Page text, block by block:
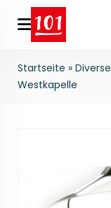
Startseite » Diverse
Westkapelle